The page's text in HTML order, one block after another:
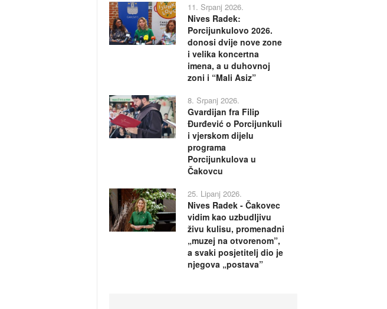
11. Srpanj 2026.
Nives Radek:
Porcijunkulovo 2026.
donosi dvije nove zone
i velika koncertna
imena, a u duhovnoj
zoni i “Mali Asiz”
8. Srpanj 2026.
Gvardijan fra Filip
Đurđević o Porcijunkuli
i vjerskom dijelu
programa
Porcijunkulova u
Čakovcu
25. Lipanj 2026.
Nives Radek - Čakovec
vidim kao uzbudljivu
živu kulisu, promenadni
„muzej na otvorenom”,
a svaki posjetitelj dio je
njegova „postava”